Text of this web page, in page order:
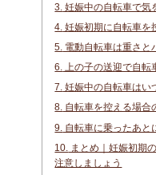
3. 妊娠中の自転車で気
4. 妊娠初期に自転車を
5. 電動自転車は重さと
6. 上の子の送迎で自転
7. 妊娠中の自転車はい
8. 自転車を控える場合
9. 自転車に乗ったあと
10. まとめ｜妊娠初期
注意しましょう